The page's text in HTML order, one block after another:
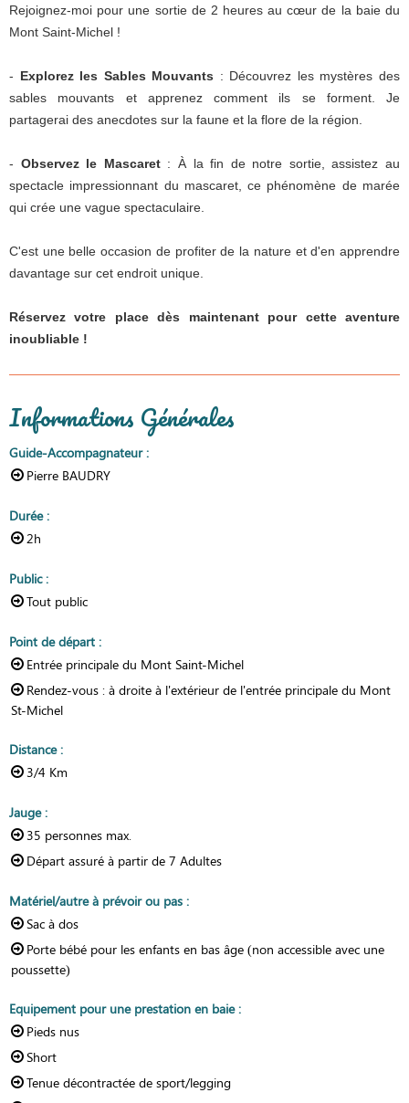
Rejoignez-moi pour une sortie de 2 heures au cœur de la baie du
Mont Saint-Michel !
- Explorez les Sables Mouvants : Découvrez les mystères des
sables mouvants et apprenez comment ils se forment. Je
partagerai des anecdotes sur la faune et la flore de la région.
- Observez le Mascaret: À la fin de notre sortie, assistez au
spectacle impressionnant du mascaret, ce phénomène de marée
qui crée une vague spectaculaire.
C'est une belle occasion de profiter de la nature et d'en apprendre
davantage sur cet endroit unique.
Réservez votre place dès maintenant pour cette aventure
inoubliable !
Informations Générales
Guide-Accompagnateur:
Pierre BAUDRY
Durée:
2h
Public:
Tout public
Point de départ :
Entrée principale du Mont Saint-Michel
Rendez-vous : à droite à l'extérieur de l'entrée principale du Mont
St-Michel
Distance:
3/4 Km
Jauge:
35 personnes max.
Départ assuré à partir de 7 Adultes
Matériel/autre à prévoir ou pas :
Sac à dos
Porte bébé pour les enfants en bas âge (non accessible avec une
poussette)
Equipement pour une prestation en baie:
Pieds nus
Short
Tenue décontractée de sport/legging